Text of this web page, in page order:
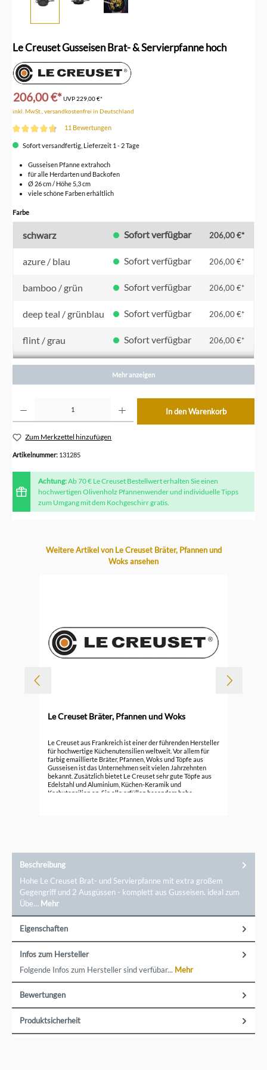
Le Creuset Gusseisen Brat- & Servierpfanne hoch
206,00 €*UVP229,00 €*
inkl. MwSt., versandkostenfrei in Deutschland
11 Bewertungen
Sofort versandfertig, Lieferzeit 1 - 2 Tage
Gusseisen Pfanne extrahoch
für alle Herdarten und Backofen
Ø 26 cm / Höhe 5,3 cm
viele schöne Farben erhältlich
Farbeauswählen
schwarz Sofort verfügbar 206,00 €*
azure / blau Sofort verfügbar 206,00 €*
bamboo / grün Sofort verfügbar 206,00 €*
deep teal / grünblau Sofort verfügbar 206,00 €*
flint / grau Sofort verfügbar 206,00 €*
kirschrot Sofort verfügbar 206,00 €*
ofenrot / orange Sofort verfügbar
Mehr anzeigen
In den Warenkorb
Zum Merkzettel hinzufügen
Artikelnummer: 131285
Achtung:Ab 70 € Le Creuset Bestellwert erhalten Sie einen
hochwertigen Olivenholz Pfannenwender und individuelle Tipps
zum Umgang mit dem Kochgeschirr gratis.
Produktgalerie überspringen
Weitere Artikel von Le Creuset Bräter, Pfannen und
Woks ansehen
Le Creuset Bräter, Pfannen und Woks
Le Creuset aus Frankreich ist einer der führenden Hersteller
für hochwertige Küchenutensilien weltweit. Vor allem für
farbig emaillierte Bräter, Pfannen, Woks und Töpfe aus
Gusseisen ist das Unternehmen seit vielen Jahrzehnten
bekannt. Zusätzlich bietet Le Creuset sehr gute Töpfe aus
Edelstahl und Aluminium, Küchen-Keramik und
Kochutensilien an. Sie alle erfüllen besonders hohe
Beschreibung
Hohe Le Creuset Brat- und Servierpfanne mit extra großem
Gegengriff und 2 Ausgüssen - komplett aus Gusseisen. ideal zum
Übe… Mehr
Eigenschaften
Infos zum Hersteller
Folgende Infos zum Hersteller sind verfübar... Mehr
Bewertungen
Produktsicherheit